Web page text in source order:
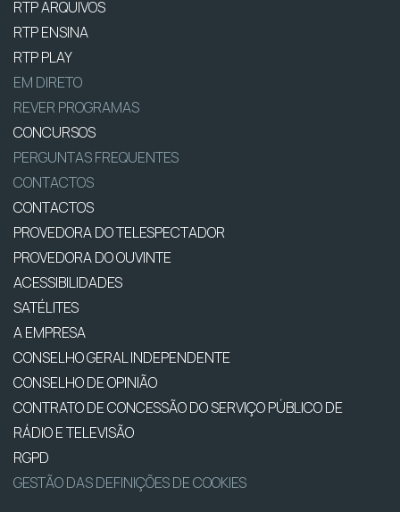
RTP ARQUIVOS
RTP ENSINA
RTP PLAY
EM DIRETO
REVER PROGRAMAS
CONCURSOS
PERGUNTAS FREQUENTES
CONTACTOS
CONTACTOS
PROVEDORA DO TELESPECTADOR
PROVEDORA DO OUVINTE
ACESSIBILIDADES
SATÉLITES
A EMPRESA
CONSELHO GERAL INDEPENDENTE
CONSELHO DE OPINIÃO
CONTRATO DE CONCESSÃO DO SERVIÇO PÚBLICO DE
RÁDIO E TELEVISÃO
RGPD
GESTÃO DAS DEFINIÇÕES DE COOKIES